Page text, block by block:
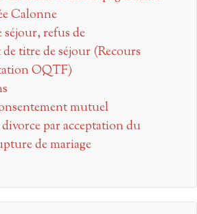
Calonne
séjour, refus de
titre de séjour (Recours
OQTF)
mutuel
par acceptation du
de mariage